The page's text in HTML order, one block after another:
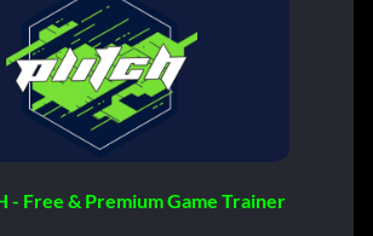
- Free & Premium Game Trainer